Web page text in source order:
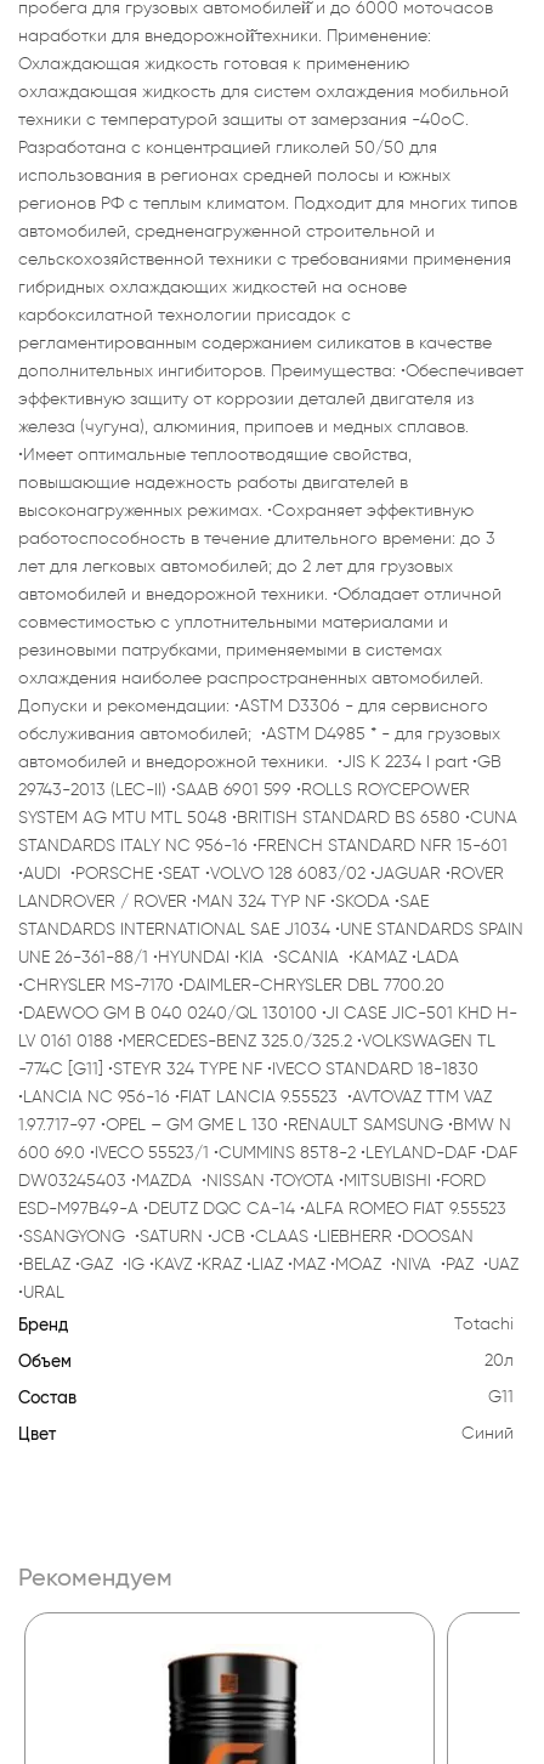
пробега для грузовых автомобилей̆ и до 6000 моточасов
наработки для внедорожной̆техники. Применение:
Охлаждающая жидкость готовая к применению
охлаждающая жидкость для систем охлаждения мобильной
техники с температурой защиты от замерзания -40оС.
Разработана с концентрацией гликолей 50/50 для
использования в регионах средней полосы и южных
регионов РФ с теплым климатом. Подходит для многих типов
автомобилей, средненагруженной строительной и
сельскохозяйственной техники с требованиями применения
гибридных охлаждающих жидкостей на основе
карбоксилатной технологии присадок с
регламентированным содержанием силикатов в качестве
дополнительных ингибиторов. Преимущества: •Обеспечивает
эффективную защиту от коррозии деталей двигателя из
железа (чугуна), алюминия, припоев и медных сплавов.
•Имеет оптимальные теплоотводящие свойства,
повышающие надежность работы двигателей в
высоконагруженных режимах. •Сохраняет эффективную
работоспособность в течение длительного времени: до 3
лет для легковых автомобилей; до 2 лет для грузовых
автомобилей и внедорожной техники. •Обладает отличной
совместимостью с уплотнительными материалами и
резиновыми патрубками, применяемыми в системах
охлаждения наиболее распространенных автомобилей.
Допуски и рекомендации: •ASTM D3306 - для сервисного
обслуживания автомобилей; •ASTM D4985 * - для грузовых
автомобилей и внедорожной техники. •JIS K 2234 I part •GB
29743-2013 (LEC-II) •SAAB 6901 599 •ROLLS ROYCEPOWER
SYSTEM AG MTU MTL 5048 •BRITISH STANDARD BS 6580 •CUNA
STANDARDS ITALY NC 956-16 •FRENCH STANDARD NFR 15-601
•AUDI •PORSCHE •SEAT •VOLVO 128 6083/02 •JAGUAR •ROVER
LANDROVER / ROVER •MAN 324 TYP NF •SKODA •SAE
STANDARDS INTERNATIONAL SAE J1034 •UNE STANDARDS SPAIN
UNE 26-361-88/1 •HYUNDAI •KIA •SCANIA •KAMAZ •LADA
•CHRYSLER MS-7170 •DAIMLER-CHRYSLER DBL 7700.20
•DAEWOO GM B 040 0240/QL 130100 •JI CASE JIC-501 KHD H-
LV 0161 0188 •MERCEDES-BENZ 325.0/325.2 •VOLKSWAGEN TL
-774C [G11] •STEYR 324 TYPE NF •IVECO STANDARD 18-1830
•LANCIA NC 956-16 •FIAT LANCIA 9.55523 •AVTOVAZ TTM VAZ
1.97.717-97 •OPEL – GM GME L 130 •RENAULT SAMSUNG •BMW N
600 69.0 •IVECO 55523/1 •CUMMINS 85T8-2 •LEYLAND-DAF •DAF
DW03245403 •MAZDA •NISSAN •TOYOTA •MITSUBISHI •FORD
ESD-M97B49-A •DEUTZ DQC CA-14 •ALFA ROMEO FIAT 9.55523
•SSANGYONG •SATURN •JCB •CLAAS •LIEBHERR •DOOSAN
•BELAZ •GAZ •IG •KAVZ •KRAZ •LIAZ •MAZ •MOAZ •NIVA •PAZ •UAZ
•URAL
Бренд Totachi
Объем 20л
Состав G11
Цвет Синий
Рекомендуем